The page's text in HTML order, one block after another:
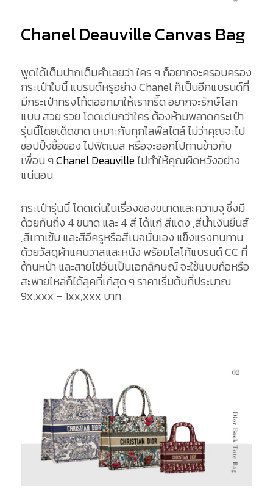
Chanel Deauville Canvas Bag
พูดได้เต็มปากเต็มคำเลยว่า ใคร ๆ ก็อยากจะครอบครอง
กระเป๋าใบนี้ แบรนด์หรูอย่าง Chanel ก็เป็นอีกแบรนด์ที่
มีกระเป๋าทรงโท้ตออกมาให้เรากรี๊ด อยากจะรักษ์โลก
แบบ สวย รวย โดดเด่นกว่าใคร ต้องห้ามพลาดกระเป๋า
รุ่นนี้โดยเด็ดขาด เหมาะกับทุกไลฟ์สไตล์ ไม่ว่าคุณจะไป
ชอปปิ้งซื้อของ ไปฟิตเนส หรือจะออกไปทานข้าวกับ
เพื่อน ๆChanel Deauvilleไม่ทำให้คุณผิดหวังอย่าง
แน่นอน
กระเป๋ารุ่นนี้ โดดเด่นในเรื่องของขนาดและความจุ ซึ่งมี
ด้วยกันถึง 4 ขนาด และ 4 สี ได้แก่ สีแดง ,สีน้ำเงินยีนส์
,สีเทาเข้ม และสีอีครูหรือสีเบจนั่นเอง แข็งแรงทนทาน
ด้วยวัสดุผ้าแคนวาสและหนัง พร้อมโลโก้แบรนด์ CC ที่
ด้านหน้า และสายโซ่อันเป็นเอกลักษณ์ จะใช้แบบถือหรือ
สะพายไหล่ก็ได้ลุคที่เก๋สุด ๆ ราคาเริ่มต้นที่ประมาณ
9x,xxx – 1xx,xxx บาท